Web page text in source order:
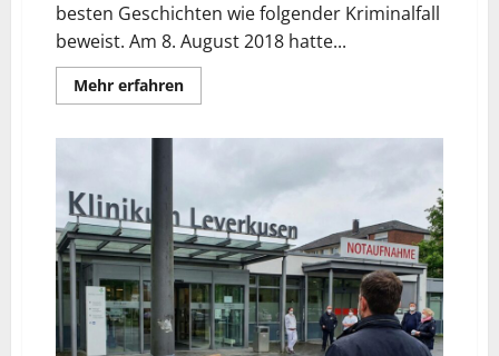
besten Geschichten wie folgender Kriminalfall
beweist. Am 8. August 2018 hatte...
Mehr erfahren